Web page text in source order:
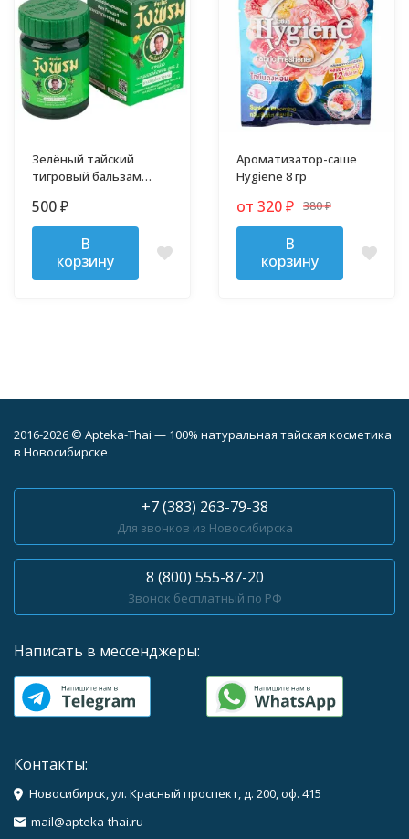
Зелёный тайский
тигровый бальзам
500 ₽
В
корзину
Ароматизатор-саше
Hygiene 8 гр
от 320 ₽ 380₽
В
корзину
2016-2026 © Apteka-Thai — 100% натуральная тайская косметика
в Новосибирске
+7 (383) 263-79-38
Для звонков из Новосибирска
8 (800) 555-87-20
Звонок бесплатный по РФ
Написать в мессенджеры:
Контакты:
Новосибирск, ул. Красный проспект, д. 200, оф. 415
mail@apteka-thai.ru